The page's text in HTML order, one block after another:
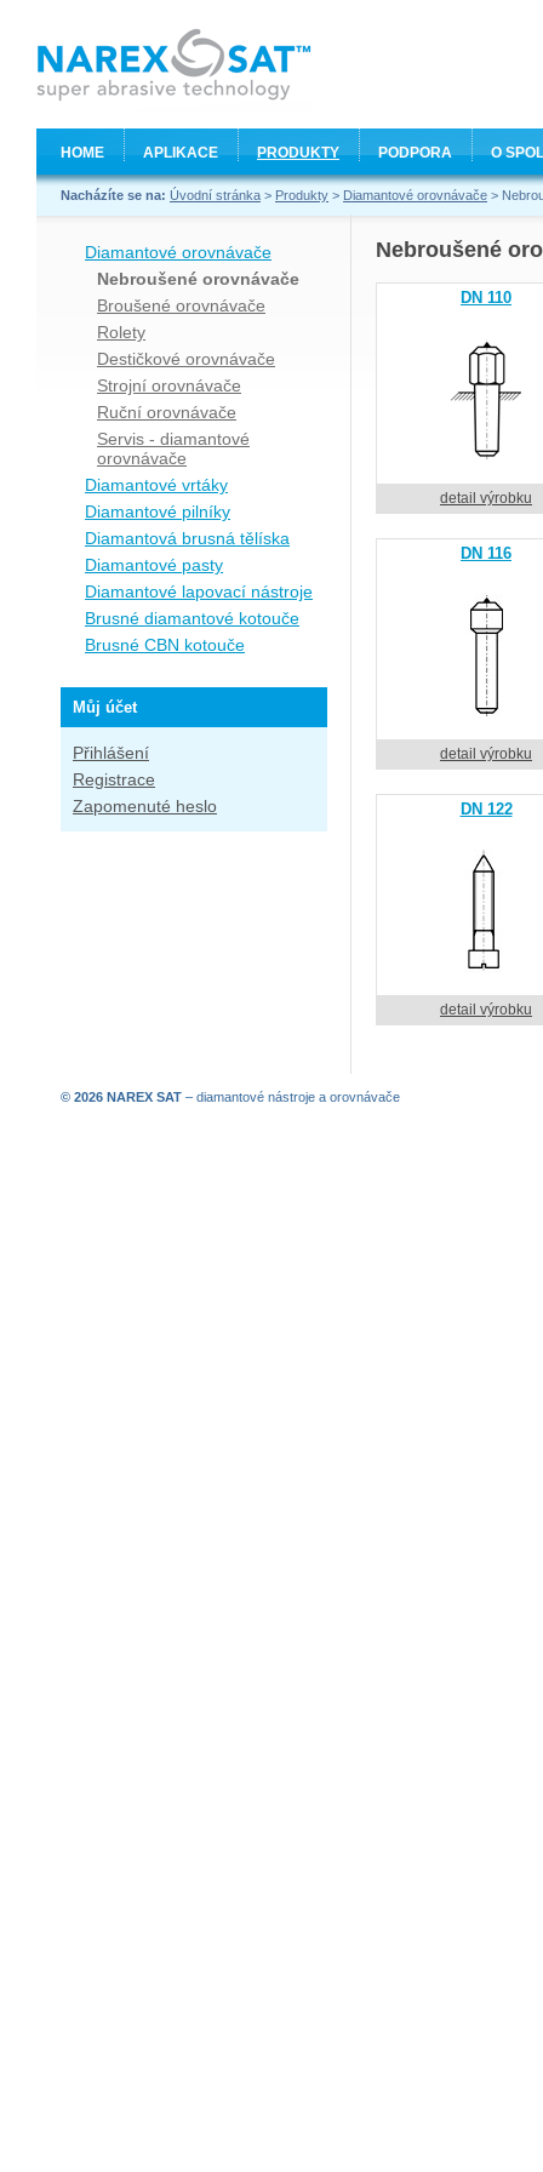
HOME APLIKACE PRODUKTY PODPORA O
Nacházíte se na: Úvodní stránka > Produkty > Diamantové orovnávače >
Nebroušené
DN 110
detail výrobku
DN 116
detail výrobku
DN 122
detail výrobku
Diamantové orovnávače
Nebroušené orovnávače
Broušené orovnávače
Rolety
Destičkové orovnávače
Strojní orovnávače
Ruční orovnávače
Servis - diamantové
orovnávače
Diamantové vrtáky
Diamantové pilníky
Diamantová brusná tělíska
Diamantové pasty
Diamantové lapovací nástroje
Brusné diamantové kotouče
Brusné CBN kotouče
Můj účet
Přihlášení
Registrace
Zapomenuté heslo
© 2026 NAREX SAT – diamantové nástroje a orovnávače